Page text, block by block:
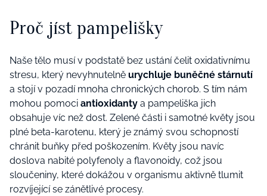
Proč jíst pampelišky
Naše tělo musí v podstatě bez ustání čelit oxidativnímu
stresu, který nevyhnutelně urychluje buněčné stárnutí
a stojí v pozadí mnoha chronických chorob. S tím nám
mohou pomoci antioxidanty a pampeliška jich
obsahuje víc než dost. Zelené části i samotné květy jsou
plné beta-karotenu, který je známý svou schopností
chránit buňky před poškozením. Květy jsou navíc
doslova nabité polyfenoly a flavonoidy, což jsou
sloučeniny, které dokážou v organismu aktivně tlumit
rozvíjející se zánětlivé procesy.